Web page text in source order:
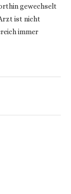
gewechselt
ist nicht
immer